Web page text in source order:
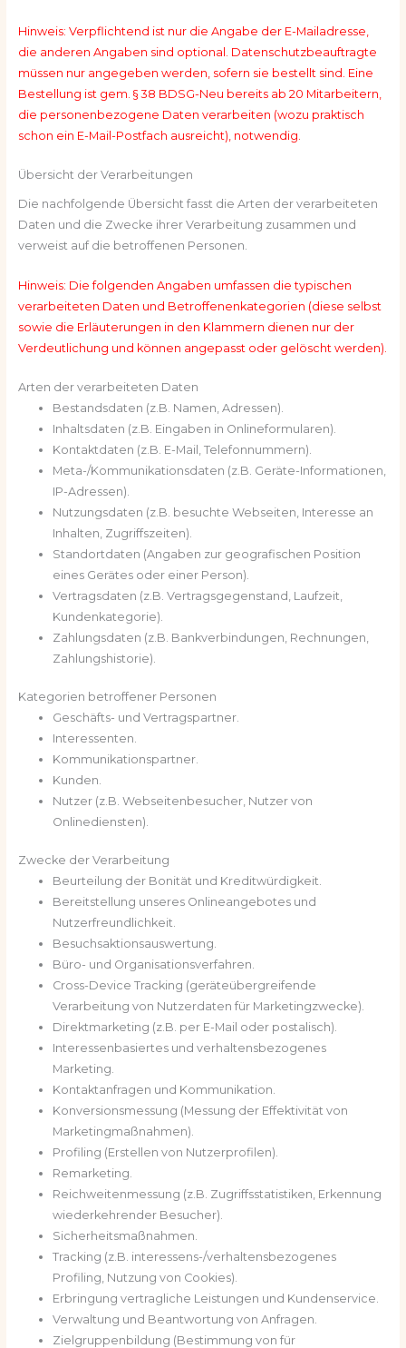
Hinweis: Verpflichtend ist nur die Angabe der E-Mailadresse,
die anderen Angaben sind optional. Datenschutzbeauftragte
müssen nur angegeben werden, sofern sie bestellt sind. Eine
Bestellung ist gem. § 38 BDSG-Neu bereits ab 20 Mitarbeitern,
die personenbezogene Daten verarbeiten (wozu praktisch
schon ein E-Mail-Postfach ausreicht), notwendig.
Übersicht der Verarbeitungen
Die nachfolgende Übersicht fasst die Arten der verarbeiteten
Daten und die Zwecke ihrer Verarbeitung zusammen und
verweist auf die betroffenen Personen.
Hinweis: Die folgenden Angaben umfassen die typischen
verarbeiteten Daten und Betroffenenkategorien (diese selbst
sowie die Erläuterungen in den Klammern dienen nur der
Verdeutlichung und können angepasst oder gelöscht werden).
Arten der verarbeiteten Daten
Bestandsdaten (z.B. Namen, Adressen).
Inhaltsdaten (z.B. Eingaben in Onlineformularen).
Kontaktdaten (z.B. E-Mail, Telefonnummern).
Meta-/Kommunikationsdaten (z.B. Geräte-Informationen,
IP-Adressen).
Nutzungsdaten (z.B. besuchte Webseiten, Interesse an
Inhalten, Zugriffszeiten).
Standortdaten (Angaben zur geografischen Position
eines Gerätes oder einer Person).
Vertragsdaten (z.B. Vertragsgegenstand, Laufzeit,
Kundenkategorie).
Zahlungsdaten (z.B. Bankverbindungen, Rechnungen,
Zahlungshistorie).
Kategorien betroffener Personen
Geschäfts- und Vertragspartner.
Interessenten.
Kommunikationspartner.
Kunden.
Nutzer (z.B. Webseitenbesucher, Nutzer von
Onlinediensten).
Zwecke der Verarbeitung
Beurteilung der Bonität und Kreditwürdigkeit.
Bereitstellung unseres Onlineangebotes und
Nutzerfreundlichkeit.
Besuchsaktionsauswertung.
Büro- und Organisationsverfahren.
Cross-Device Tracking (geräteübergreifende
Verarbeitung von Nutzerdaten für Marketingzwecke).
Direktmarketing (z.B. per E-Mail oder postalisch).
Interessenbasiertes und verhaltensbezogenes
Marketing.
Kontaktanfragen und Kommunikation.
Konversionsmessung (Messung der Effektivität von
Marketingmaßnahmen).
Profiling (Erstellen von Nutzerprofilen).
Remarketing.
Reichweitenmessung (z.B. Zugriffsstatistiken, Erkennung
wiederkehrender Besucher).
Sicherheitsmaßnahmen.
Tracking (z.B. interessens-/verhaltensbezogenes
Profiling, Nutzung von Cookies).
Erbringung vertragliche Leistungen und Kundenservice.
Verwaltung und Beantwortung von Anfragen.
Zielgruppenbildung (Bestimmung von für